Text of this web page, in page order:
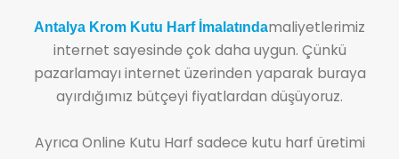
Antalya Krom Kutu Harf İmalatındamaliyetlerimiz
internet sayesinde çok daha uygun. Çünkü
pazarlamayı internet üzerinden yaparak buraya
ayırdığımız bütçeyi fiyatlardan düşüyoruz.
Ayrıca Online Kutu Harf sadece kutu harf üretimi